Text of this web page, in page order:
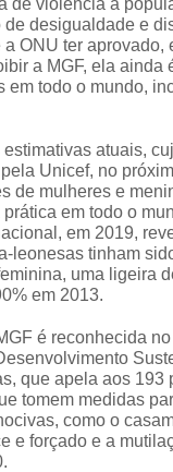
de desigualdade e
ONU ter aprovado,
a MGF, ela ainda
em todo o mundo,
atuais,
Unicef, no
de mulheres e
em todo o
em 2019,
leonesas tinham
uma ligeira
em 2013.
é reconhecida
que apela aos 193
tomem medidas
como o
e forçado e a